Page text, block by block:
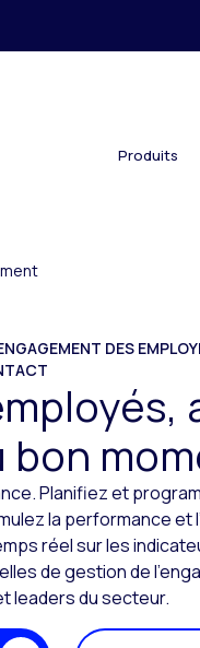
Produits
DES
bon
Planifiez et
la performance et
réel sur les
de gestion de
leaders du secteur.